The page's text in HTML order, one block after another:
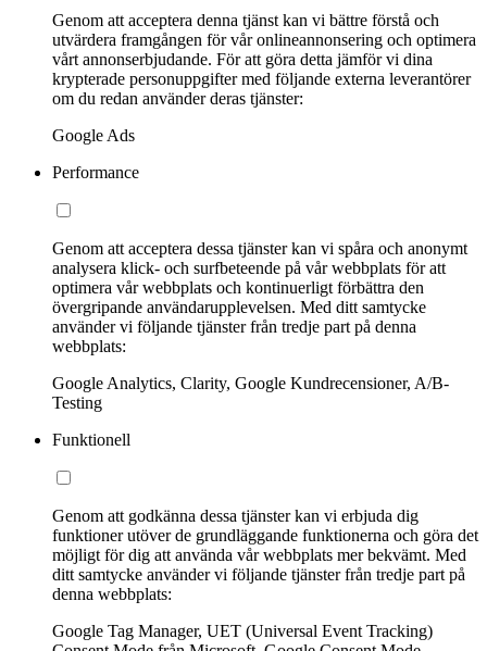
Genom att acceptera denna tjänst kan vi bättre förstå och
utvärdera framgången för vår onlineannonsering och optimera
vårt annonserbjudande. För att göra detta jämför vi dina
krypterade personuppgifter med följande externa leverantörer
om du redan använder deras tjänster:
Google Ads
Performance
Genom att acceptera dessa tjänster kan vi spåra och anonymt
analysera klick- och surfbeteende på vår webbplats för att
optimera vår webbplats och kontinuerligt förbättra den
övergripande användarupplevelsen. Med ditt samtycke
använder vi följande tjänster från tredje part på denna
webbplats:
Google Analytics, Clarity, Google Kundrecensioner, A/B-
Testing
Funktionell
Genom att godkänna dessa tjänster kan vi erbjuda dig
funktioner utöver de grundläggande funktionerna och göra det
möjligt för dig att använda vår webbplats mer bekvämt. Med
ditt samtycke använder vi följande tjänster från tredje part på
denna webbplats:
Google Tag Manager, UET (Universal Event Tracking)